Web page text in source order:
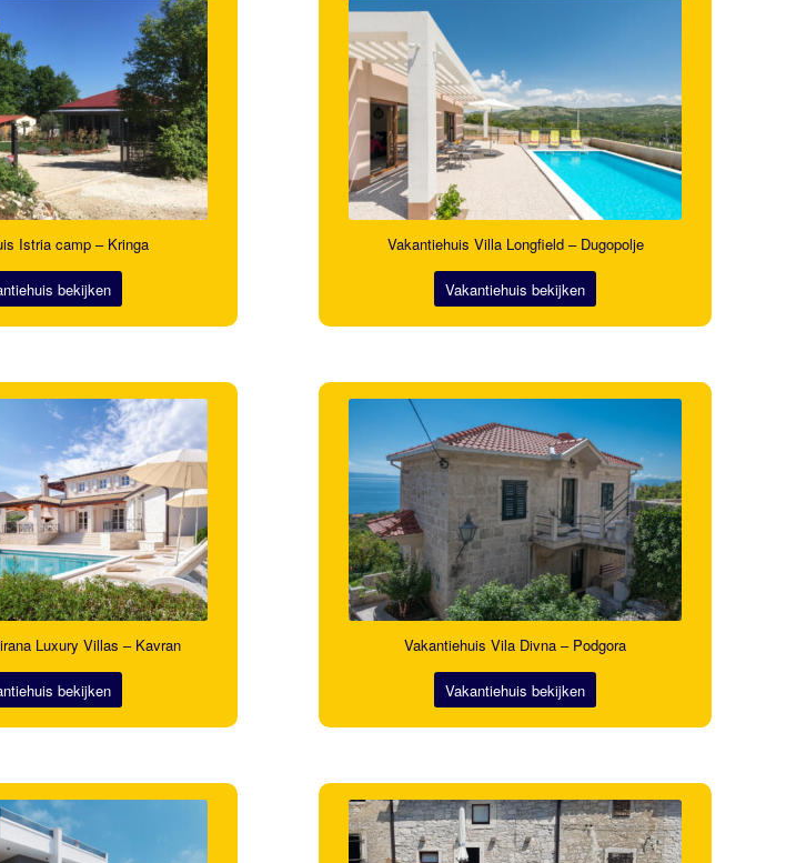
Istria camp – Kringa
bekijken
Vakantiehuis Villa Longfield – Dugopolje
Vakantiehuis bekijken
Luxury Villas – Kavran
bekijken
Vakantiehuis Vila Divna – Podgora
Vakantiehuis bekijken